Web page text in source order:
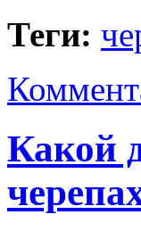
Теги:
Какой